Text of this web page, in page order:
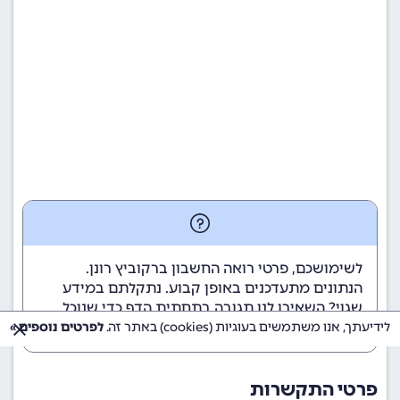
לשימושכם, פרטי רואה החשבון ברקוביץ רונן.
הנתונים מתעדכנים באופן קבוע. נתקלתם במידע
שגוי? השאירו לנו תגובה בתחתית הדף כדי שנוכל
לטפל בבעיה בהקדם.
פרטי התקשרות
לידיעתך, אנו משתמשים בעוגיות (cookies) באתר זה. לפרטים נוספים »